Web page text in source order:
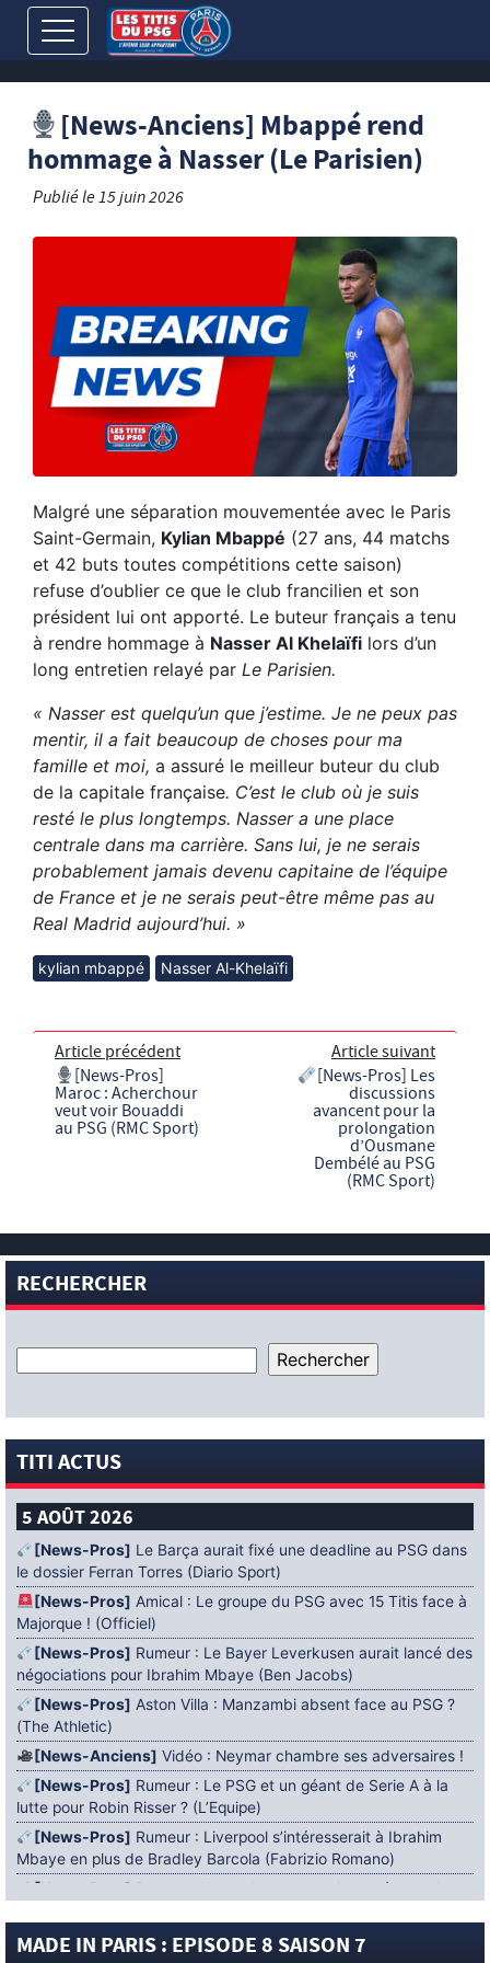
[News-Anciens] Mbappé rend
hommage à Nasser (Le Parisien)
Publié le15 juin 2026
Malgré une séparation mouvementée avec le Paris
Saint-Germain, Kylian Mbappé (27 ans, 44 matchs
et 42 buts toutes compétitions cette saison)
refuse d’oublier ce que le club francilien et son
président lui ont apporté. Le buteur français a tenu
à rendre hommage à Nasser Al Khelaïfi lors d’un
long entretien relayé par Le Parisien.
« Nasser est quelqu’un que j’estime. Je ne peux pas
mentir, il a fait beaucoup de choses pour ma
famille et moi, a assuré le meilleur buteur du club
de la capitale française. C’est le club où je suis
resté le plus longtemps. Nasser a une place
centrale dans ma carrière. Sans lui, je ne serais
probablement jamais devenu capitaine de l’équipe
de France et je ne serais peut-être même pas au
Real Madrid aujourd’hui. »
kylian mbappé Nasser Al-Khelaïfi
Article précédent
[News-Pros]
Maroc : Acherchour
veut voir Bouaddi
au PSG (RMC Sport)
Article suivant
[News-Pros] Les
discussions
avancent pour la
prolongation
d’Ousmane
Dembélé au PSG
(RMC Sport)
RECHERCHER
TITI ACTUS
5 AOÛT 2026
[News-Pros] Le Barça aurait fixé une deadline au PSG dans
le dossier Ferran Torres (Diario Sport)
[News-Pros] Amical : Le groupe du PSG avec 15 Titis face à
Majorque ! (Officiel)
[News-Pros] Rumeur : Le Bayer Leverkusen aurait lancé des
négociations pour Ibrahim Mbaye (Ben Jacobs)
[News-Pros] Aston Villa : Manzambi absent face au PSG ?
(The Athletic)
[News-Anciens] Vidéo : Neymar chambre ses adversaires !
[News-Pros] Rumeur : Le PSG et un géant de Serie A à la
lutte pour Robin Risser ? (L’Equipe)
[News-Pros] Rumeur : Liverpool s’intéresserait à Ibrahim
Mbaye en plus de Bradley Barcola (Fabrizio Romano)
[News-Pros]
Rumeur : Accord contractuel trouvé entre le
[News-Pros]Rumeur : Le PSG aurait lancé un ultimatum
MADE IN PARIS : EPISODE 8 SAISON 7